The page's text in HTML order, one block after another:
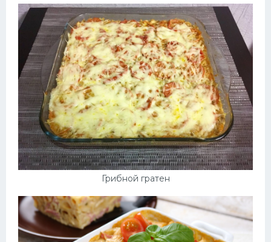
Грибной гратен